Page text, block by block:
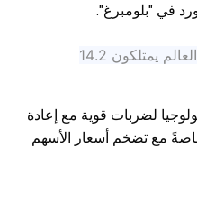
تقرير: مليارديرات العالم يمتلكون 14.2
لضربات قوية مع إعادة
مع تضخم أسعار الأسهم